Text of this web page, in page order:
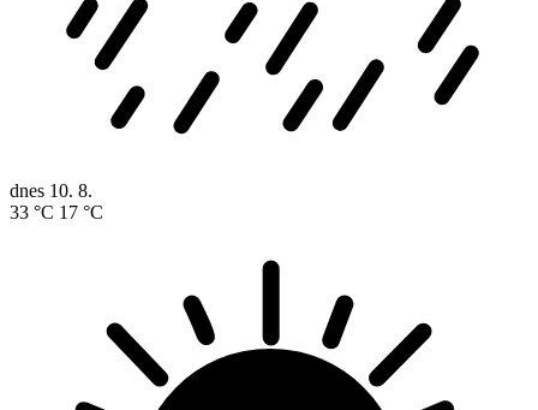
dnes 10. 8.
33 °C 17 °C